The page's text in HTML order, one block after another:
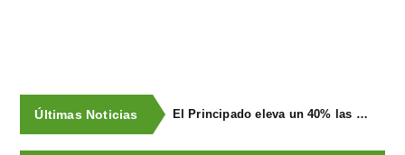
Últimas Noticias El Principado eleva un 40% las ayudas a la producción ecológica, que superan los cuatro millones de euros